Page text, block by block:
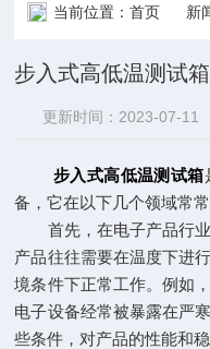
当前位置：首页 新
步入式高低温测试箱
更新时间：2023-07-11
步入式高低温测试箱
备，它在以下几个领域常常
首先，在电子产品行业
产品往往需要在温度下进行
境条件下正常工作。例如
电子设备经常被暴露在严寒
些条件，对产品的性能和稳